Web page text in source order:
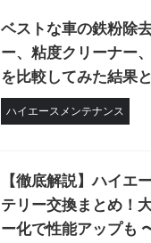
ベストな車の鉄粉除
ー、粘度クリーナー
を比較してみた結果
ハイエースメンテナンス
【徹底解説】ハイエ
テリー交換まとめ！
ー化で性能アップも